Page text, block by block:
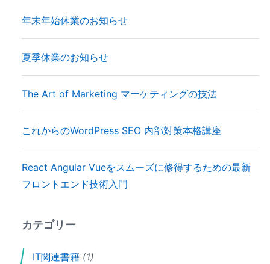
年末年始休業のお知らせ
夏季休業のお知らせ
The Art of Marketing マーケティングの技法
これからのWordPress SEO 内部対策本格講座
React Angular Vueをスムーズに修得するための最新
フロントエンド技術入門
カテゴリー
IT関連書籍(1)